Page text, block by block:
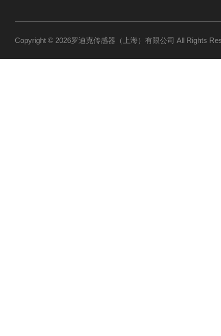
Copyright © 2026罗迪克传感器（上海）有限公司 All Rights